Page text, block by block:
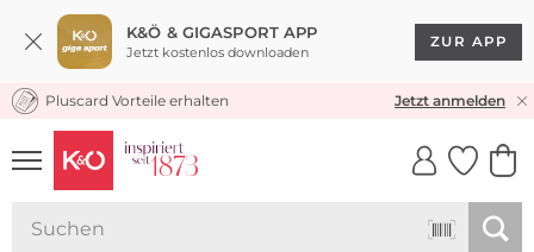
K&Ö & GIGASPORT APP
Jetzt kostenlos downloaden
ZUR APP
KOSTENLOSER VERSAND* & RÜCKVERSAND
Pluscard Vorteile erhalten Jetzt anmelden
UNSERE APP
CLICK &